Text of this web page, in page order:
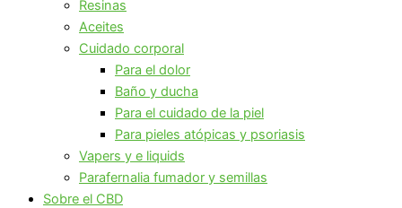
Resinas
Aceites
Cuidado corporal
Para el dolor
Baño y ducha
Para el cuidado de la piel
Para pieles atópicas y psoriasis
Vapers y e liquids
Parafernalia fumador y semillas
Sobre el CBD